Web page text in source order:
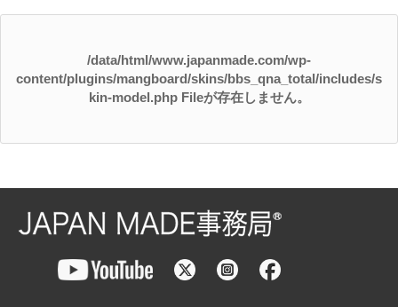
/data/html/www.japanmade.com/wp-
content/plugins/mangboard/skins/bbs_qna_total/includes/s
kin-model.php Fileが存在しません。